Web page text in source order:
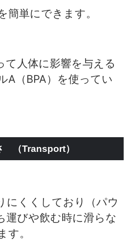
簡単にできます。
て人体に影響を与える
A（BPA）を使ってい
（Transport）
にくくしており（パウ
運びや飲む時に滑らな
す。